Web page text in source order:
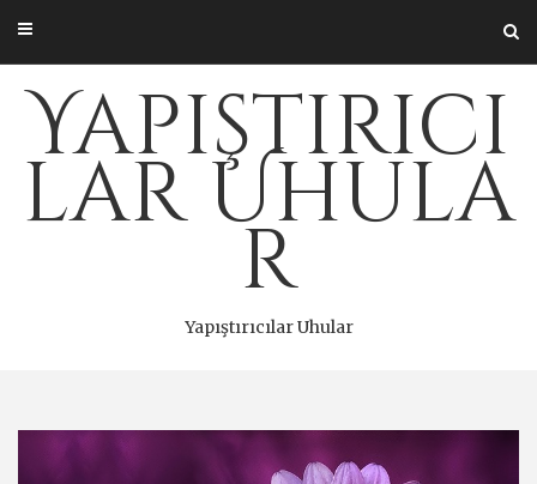
content
Yapıştırıcı
lar Uhula
r
Yapıştırıcılar Uhular